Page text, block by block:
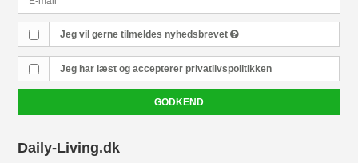
Jeg vil gerne tilmeldes nyhedsbrevet
Jeg har læst og accepterer privatlivspolitikken
GODKEND
Daily-Living.dk